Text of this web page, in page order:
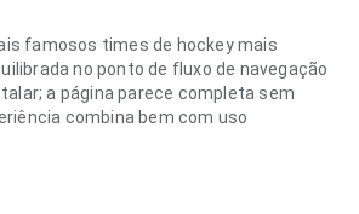
famosos times de hockey mais
no ponto de fluxo de navegação
a página parece completa sem
combina bem com uso